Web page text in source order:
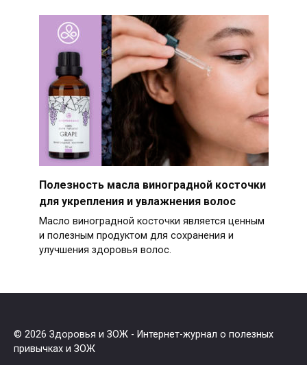
Полезность масла виноградной косточки
для укрепления и увлажнения волос
Масло виноградной косточки является ценным
и полезным продуктом для сохранения и
улучшения здоровья волос.
© 2026 Здоровья и ЗОЖ - Интернет-журнал о полезных
привычках и ЗОЖ